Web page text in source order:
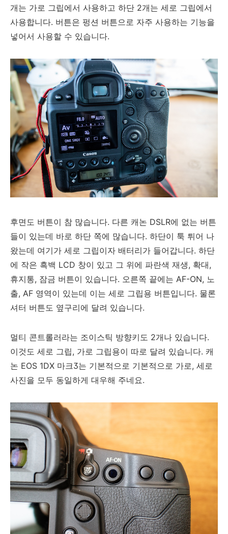
개는 가로 그립에서 사용하고 하단 2개는 세로 그립에서
사용합니다. 버튼은 펑션 버튼으로 자주 사용하는 기능을
넣어서 사용할 수 있습니다.
후면도 버튼이 참 많습니다. 다른 캐논 DSLR에 없는 버튼
들이 있는데 바로 하단 쪽에 많습니다. 하단이 툭 튀어 나
왔는데 여기가 세로 그립이자 배터리가 들어갑니다. 하단
에 작은 흑백 LCD 창이 있고 그 위에 파란색 재생, 확대,
휴지통, 잠금 버튼이 있습니다. 오른쪽 끝에는 AF-ON, 노
출, AF 영역이 있는데 이는 세로 그립용 버튼입니다. 물론
셔터 버튼도 옆구리에 달려 있습니다.
멀티 콘트롤러라는 조이스틱 방향키도 2개나 있습니다.
이것도 세로 그립, 가로 그립용이 따로 달려 있습니다. 캐
논 EOS 1DX 마크3는 기본적으로 기본적으로 가로, 세로
사진을 모두 동일하게 대우해 주네요.